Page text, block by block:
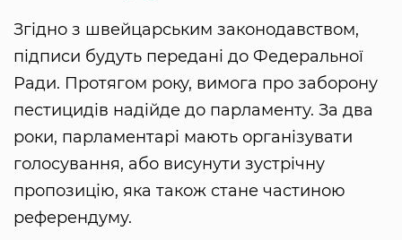
Згідно з швейцарським законодавством,
підписи будуть передані до Федеральної
Ради. Протягом року, вимога про заборону
пестицидів надійде до парламенту. За два
роки, парламентарі мають організувати
голосування, або висунути зустрічну
пропозицію, яка також стане частиною
референдуму.